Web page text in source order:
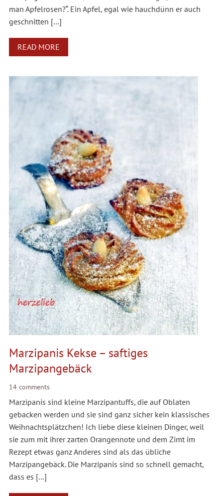
man Apfelrosen?“. Ein Apfel, egal wie hauchdünn er auch
geschnitten […]
READ MORE
Marzipanis Kekse – saftiges
Marzipangebäck
14 comments
Marzipanis sind kleine Marzipantuffs, die auf Oblaten
gebacken werden und sie sind ganz sicher kein klassisches
Weihnachtsplätzchen! Ich liebe diese kleinen Dinger, weil
sie zum mit ihrer zarten Orangennote und dem Zimt im
Rezept etwas ganz Anderes sind als das übliche
Marzipangebäck. Die Marzipanis sind so schnell gemacht,
dass es […]